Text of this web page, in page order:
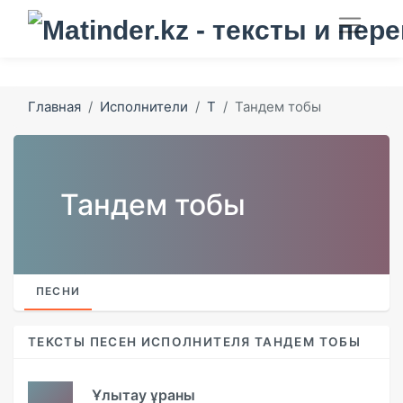
Главная Исполнители Т Тандем тобы
Тандем тобы
ПЕСНИ
ТЕКСТЫ ПЕСЕН ИСПОЛНИТЕЛЯ ТАНДЕМ ТОБЫ
Ұлытау ұраны